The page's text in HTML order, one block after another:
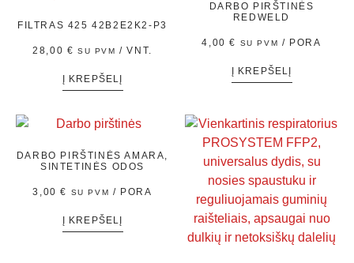
FILTRAS 425 42B2E2K2-P3
28,00 € SU PVM / VNT.
Į KREPŠELĮ
DARBO PIRŠTINĖS
REDWELD
4,00€ SU PVM / PORA
Į KREPŠELĮ
DARBO PIRŠTINĖS AMARA,
SINTETINĖS ODOS
3,00€ SU PVM / PORA
Į KREPŠELĮ